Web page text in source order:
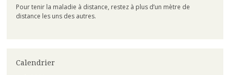
Pour tenir la maladie à distance, restez à plus d’un mètre de
distance les uns des autres.
Calendrier